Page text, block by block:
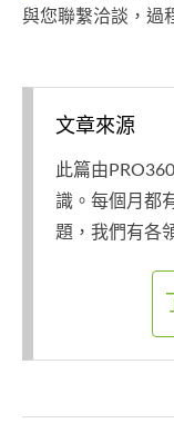
與您聯繫洽談，過
文章來源
此篇由
識。每個月都
題，我們有各